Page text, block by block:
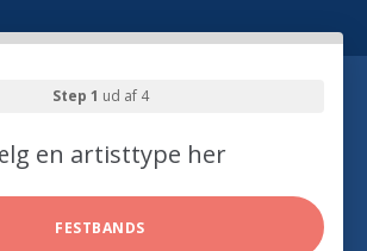
Step 1 ud af 4
en artisttype her
FESTBANDS